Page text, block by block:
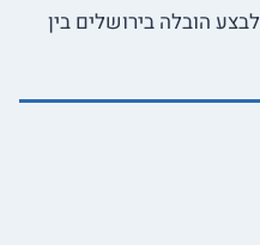
כדאי לבצע הובלה בירושלים בין